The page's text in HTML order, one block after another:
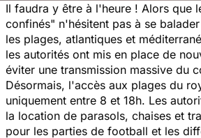
Il faudra y être à l'heure ! Alors que
confinés" n'hésitent pas à se
les plages, atlantiques et
les autorités ont mis en place de
éviter une transmission massive du
Désormais, l'accès aux plages du
uniquement entre 8 et 18h. Les
la location de parasols, chaises et
pour les parties de football et les